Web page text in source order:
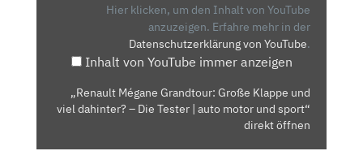
AHINTER? –
IE T
Hier klicken, um den Inhalt von YouTube
anzuzeigen. Erfahre mehr in der
Datenschutzerklärung von YouTube.
Inhalt von YouTube immer anzeigen
„Renault Mégane Grandtour: Große Klappe und
viel dahinter? – Die Tester | auto motor und sport“
direkt öffnen